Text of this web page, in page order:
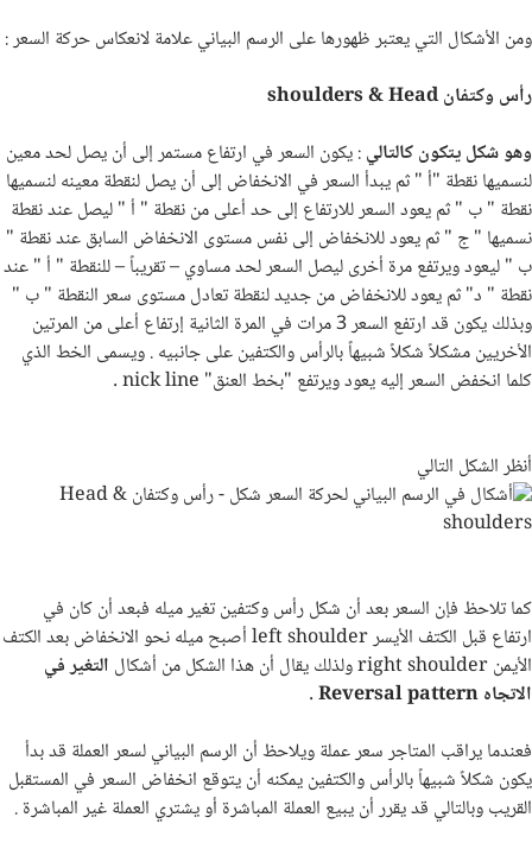
ومن الأشكال التي يعتبر ظهورها على الرسم البياني علامة لانعكاس حركة السعر :
رأس وكتفانHead
&
shoulders
وهو شكل يتكون كالتالي: يكون السعر في ارتفاع مستمر إلى أن يصل لحد معين
لنسميها نقطة "أ " ثم يبدأ السعر في الانخفاض إلى أن يصل لنقطة معينه لنسميها
نقطة " ب " ثم يعود السعر للارتفاع إلى حد أعلى من نقطة " أ " ليصل عند نقطة
نسميها " ج " ثم يعود للانخفاض إلى نفس مستوى الانخفاض السابق عند نقطة "
ب " ليعود ويرتفع مرة أخرى ليصل السعر لحد مساوي – تقريباً – للنقطة " أ " عند
نقطة " د" ثم يعود للانخفاض من جديد لنقطة تعادل مستوى سعر النقطة " ب "
وبذلك يكون قد ارتفع السعر 3 مرات في المرة الثانية إرتفاع أعلى من المرتين
الأخريين مشكلاً شكلاً شبيهاً بالرأس والكتفين على جانبيه . ويسمى الخط الذي
كلما انخفض السعر إليه يعود ويرتفع "بخط العنق" nick line
.
أنظر الشكل التالي
كما تلاحظ فإن السعر بعد أن شكل رأس وكتفين تغير ميله فبعد أن كان في
ارتفاع قبل الكتف الأيسرleft shoulderأصبح ميله نحو الانخفاض بعد الكتف
الأيمنright shoulderولذلك يقال أن هذا الشكل من أشكال التغير في
الاتجاهReversal pattern
.
فعندما يراقب المتاجر سعر عملة ويلاحظ أن الرسم البياني لسعر العملة قد بدأ
يكون شكلاً شبيهاً بالرأس والكتفين يمكنه أن يتوقع انخفاض السعر في المستقبل
القريب وبالتالي قد يقرر أن يبيع العملة المباشرة أو يشتري العملة غير المباشرة .